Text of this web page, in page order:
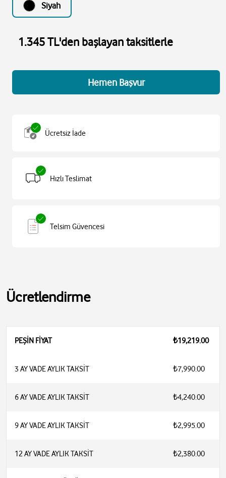
Siyah
1.345 TL'den başlayan taksitlerle
Hemen Başvur
Ücretsiz İade
Hızlı Teslimat
Telsim Güvencesi
Ücretlendirme
PEŞİN FİYAT ₺19,219.00
3 AY VADE AYLIK TAKSİT ₺7,990.00
6 AY VADE AYLIK TAKSİT ₺4,240.00
9 AY VADE AYLIK TAKSİT ₺2,995.00
12 AY VADE AYLIK TAKSİT ₺2,380.00